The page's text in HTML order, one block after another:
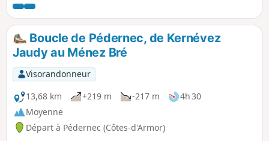
Ménez Bré et les champs d'éoliennes, vous ne rencontrerez
aucune difficulté sur le parcours, si ce n'est quelques
passages un peu humides, selon la saison, dans les
chemins creux.
Boucle de Pédernec, de Kernévez
Jaudy au Ménez Bré
Visorandonneur
13,68 km
+219 m -217 m
4h 30
Moyenne
Départ à Pédernec (Côtes-d'Armor)